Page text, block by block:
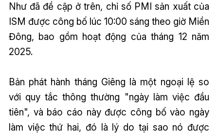
Như đã đề cập ở trên, chỉ số PMI sản xuất của
ISM được công bố lúc 10:00 sáng theo giờ Miền
Đông, bao gồm hoạt động của tháng 12 năm
2025.
Bản phát hành tháng Giêng là một ngoại lệ so
với quy tắc thông thường "ngày làm việc đầu
tiên", và báo cáo này được công bố vào ngày
làm việc thứ hai, đó là lý do tại sao nó được